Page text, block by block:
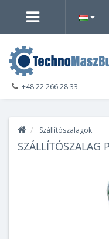
+48 22 266 28 33
Szállítószalagok
SZÁLLÍTÓSZALAG